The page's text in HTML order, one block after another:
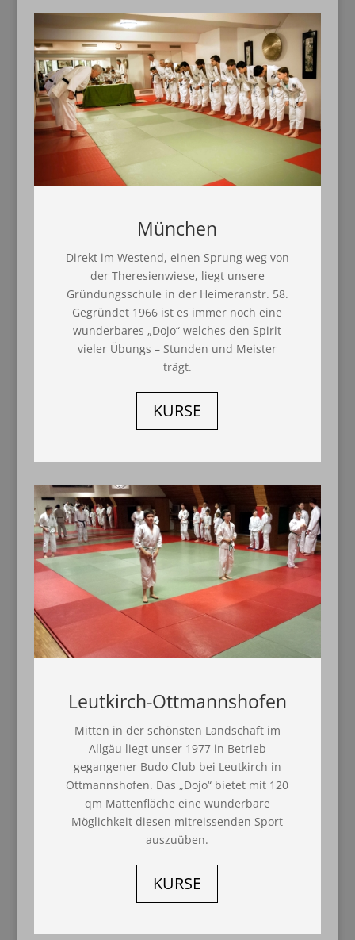
München
Direkt im Westend, einen Sprung weg von
der Theresienwiese, liegt unsere
Gründungsschule in der Heimeranstr. 58.
Gegründet 1966 ist es immer noch eine
wunderbares „Dojo“ welches den Spirit
vieler Übungs – Stunden und Meister
trägt.
KURSE
Leutkirch-Ottmannshofen
Mitten in der schönsten Landschaft im
Allgäu liegt unser 1977 in Betrieb
gegangener Budo Club bei Leutkirch in
Ottmannshofen. Das „Dojo“ bietet mit 120
qm Mattenfläche eine wunderbare
Möglichkeit diesen mitreissenden Sport
auszuüben.
KURSE